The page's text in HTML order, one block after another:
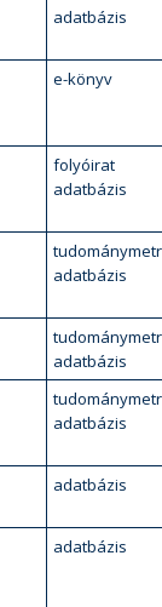
adatbázis
e-könyv
folyóirat
adatbázis
adatbázis
adatbázis
adatbázis
adatbázis
adatbázis